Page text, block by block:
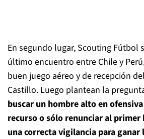
En segundo lugar, Scouting Fútbol
último encuentro entre Chile y
buen juego aéreo y de recepción
Castillo. Luego plantean la
buscar un hombre alto en
recurso o sólo renunciar al primer
una correcta vigilancia para ganar